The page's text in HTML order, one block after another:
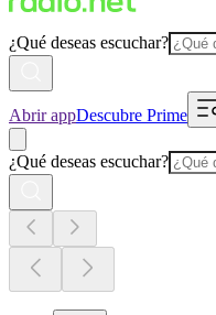
¿Qué deseas escuchar?
Abrir appDescubre Prime
¿Qué deseas escuchar?